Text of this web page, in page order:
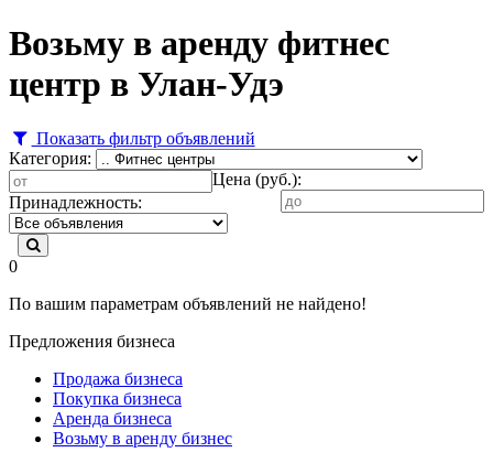
Возьму в аренду фитнес
центр в Улан-Удэ
Показать фильтр объявлений
Категория:
Цена (руб.):
Принадлежность:
0
По вашим параметрам объявлений не найдено!
Предложения бизнеса
Продажа бизнеса
Покупка бизнеса
Аренда бизнеса
Возьму в аренду бизнес